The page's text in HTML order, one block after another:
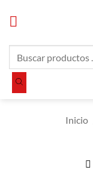
productos
Inicio